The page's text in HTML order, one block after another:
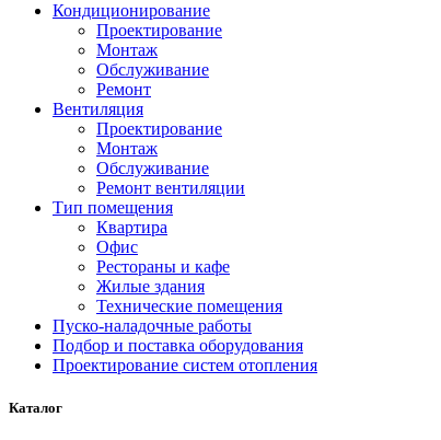
Кондиционирование
Проектирование
Монтаж
Обслуживание
Ремонт
Вентиляция
Проектирование
Монтаж
Обслуживание
Ремонт вентиляции
Тип помещения
Квартира
Офис
Рестораны и кафе
Жилые здания
Технические помещения
Пуско-наладочные работы
Подбор и поставка оборудования
Проектирование систем отопления
Каталог